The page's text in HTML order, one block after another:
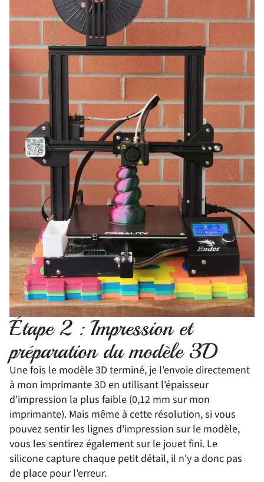
Étape 2 : Impression et
préparation du modèle 3D
Une fois le modèle 3D terminé, je l'envoie directement
à mon imprimante 3D en utilisant l'épaisseur
d'impression la plus faible (0,12 mm sur mon
imprimante). Mais même à cette résolution, si vous
pouvez sentir les lignes d'impression sur le modèle,
vous les sentirez également sur le jouet fini. Le
silicone capture chaque petit détail, il n'y a donc pas
de place pour l'erreur.